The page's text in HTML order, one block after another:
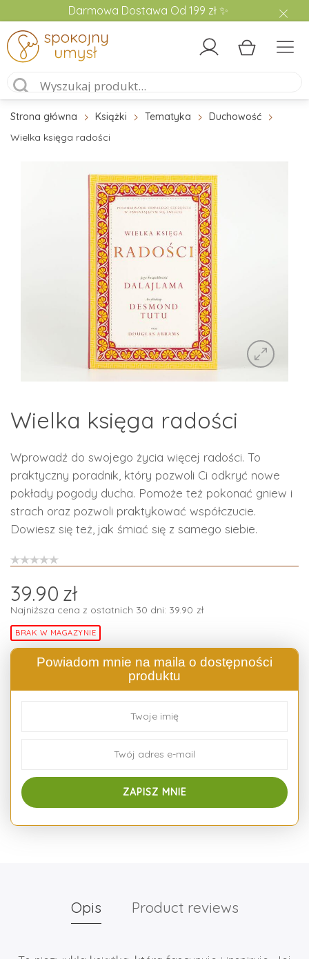
Darmowa Dostawa Od 199 zł ✨
Strona główna Książki Tematyka
Duchowość
Wielka księga radości
Wielka księga radości
Wprowadź do swojego życia więcej radości. To
praktyczny poradnik, który pozwoli Ci odkryć nowe
pokłady pogody ducha. Pomoże też pokonać gniew i
strach oraz pozwoli praktykować współczucie.
Dowiesz się też, jak śmiać się z samego siebie.
39.90 zł
Najniższa cena z ostatnich 30 dni: 39.90 zł
BRAK W MAGAZYNIE
Powiadom mnie na maila o dostępności
produktu
Opis Product reviews